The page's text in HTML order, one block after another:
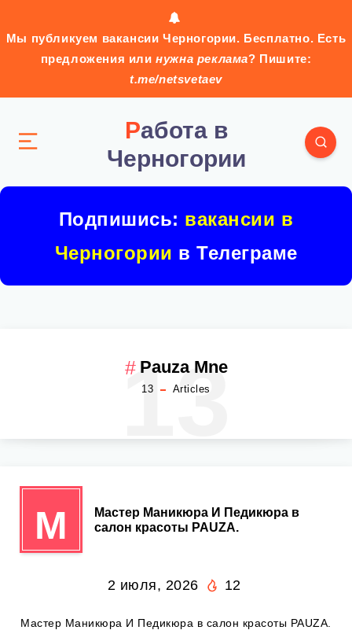
Мы публикуем вакансии Черногории. Бесплатно. Есть
предложения илинужна реклама? Пишите:
t.me/netsvetaev
Работа в
Черногории
Подпишись: вакансии в
Черногории в Телеграме
Pauza Mne
13 Articles
13
М
Мастер Маникюра И Педикюра в
салон красоты PAUZA.
2 июля, 2026 12
Мастер Маникюра И Педикюра в салон красоты PAUZA.